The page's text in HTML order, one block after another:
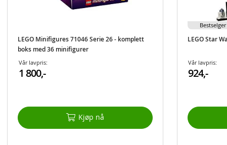
LEGO Minifigures 71046 Serie 26 - komplett
boks med 36 minifigurer
Vår lavpris:
1 800,-
Kjøp nå
LEGO Star
Vår lavpris:
924,-
Bestselger